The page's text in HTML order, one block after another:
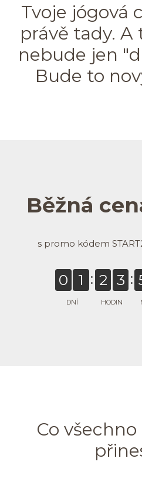
Tvoje jógová
právě tady.
nebude jen
Bude to
Běžná
s promo kódem
0 1
DNÍ
2 3
HODIN
Co